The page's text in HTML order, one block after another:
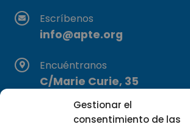
Gestionar el
consentimiento de las
Escríbenos
info@apte.org
Encuéntranos
C/Marie Curie, 35
29590 Campanillas, Málaga